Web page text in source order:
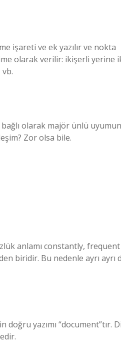
işareti ve ek yazılır ve nokta
olarak verilir: ikişerli yerine
olarak majör ünlü
Zor olsa bile.
anlamı constantly,
biridir. Bu nedenle ayrı ayrı
yazımı “document”tır.